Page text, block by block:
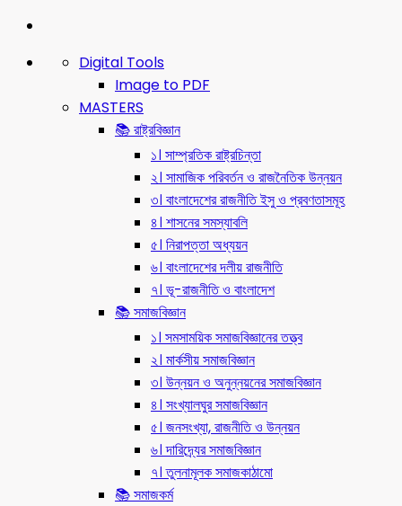
Digital Tools
Image to PDF
MASTERS
📚 রাষ্ট্রবিজ্ঞান
১। সাম্প্রতিক রাষ্ট্রচিন্তা
২। সামাজিক পরিবর্তন ও রাজনৈতিক উন্নয়ন
৩। বাংলাদেশের রাজনীতি ইসু ও প্রবণতাসমূহ
৪। শাসনের সমস্যাবলি
৫। নিরাপত্তা অধ্যয়ন
৬। বাংলাদেশের দলীয় রাজনীতি
৭। ভূ-রাজনীতি ও বাংলাদেশ
📚 সমাজবিজ্ঞান
১। সমসাময়িক সমাজবিজ্ঞানের তত্ত্ব
২। মার্কসীয় সমাজবিজ্ঞান
৩। উন্নয়ন ও অনুন্নয়নের সমাজবিজ্ঞান
৪। সংখ্যালঘুর সমাজবিজ্ঞান
৫। জনসংখ্যা, রাজনীতি ও উন্নয়ন
৬। দারিদ্র্যের সমাজবিজ্ঞান
৭। তুলনামূলক সমাজকাঠামো
📚 সমাজকর্ম